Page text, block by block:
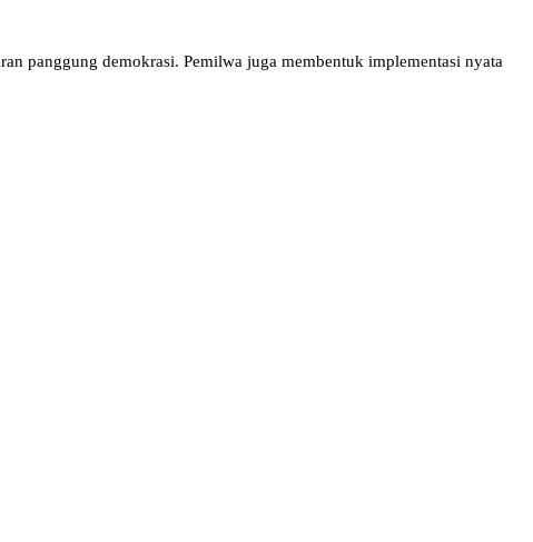
panggung demokrasi. Pemilwa juga membentuk implementasi nyata